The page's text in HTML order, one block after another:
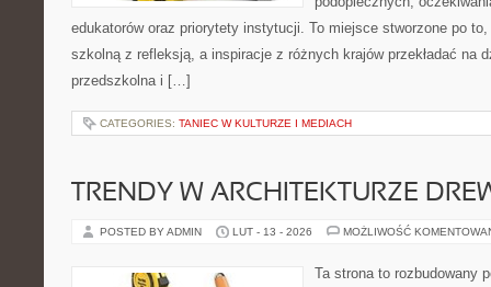
edukatorów oraz priorytety instytucji. To miejsce stworzone po
szkolną z refleksją, a inspiracje z różnych krajów przekładać na
przedszkolna i […]
CATEGORIES: TANIEC W KULTURZE I MEDIACH
TRENDY W ARCHITEKTURZE
POSTED BY ADMIN LUT - 13 - 2026 MOŻLIWOŚĆ
Ta strona to rozbudowany